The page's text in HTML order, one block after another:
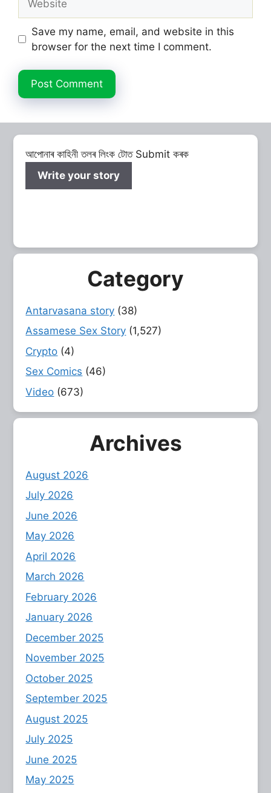
Save my name, email, and website in this
browser for the next time I comment.
আপোনাৰ কাহিনী তলৰ লিংক টোত Submit কৰক
Write your story
Category
Antarvasana story (38)
Assamese Sex Story (1,527)
Crypto (4)
Sex Comics (46)
Video (673)
Archives
August 2026
July 2026
June 2026
May 2026
April 2026
March 2026
February 2026
January 2026
December 2025
November 2025
October 2025
September 2025
August 2025
July 2025
June 2025
May 2025